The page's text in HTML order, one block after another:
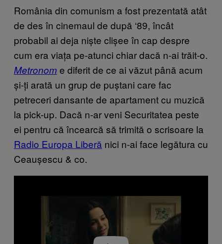
România din comunism a fost prezentată atât
de des în cinemaul de după ‘89, încât
probabil ai deja niște clișee în cap despre
cum era viața pe-atunci chiar dacă n-ai trăit-o.
Metronome diferit de ce ai văzut până acum
și-ți arată un grup de puștani care fac
petreceri dansante de apartament cu muzică
la pick-up. Dacă n-ar veni Securitatea peste
ei pentru că încearcă să trimită o scrisoare la
Radio Europa Liberă nici n-ai face legătura cu
Ceaușescu & co.